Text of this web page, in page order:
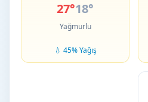
27°18°
Yağmurlu
💧 45% Yağış